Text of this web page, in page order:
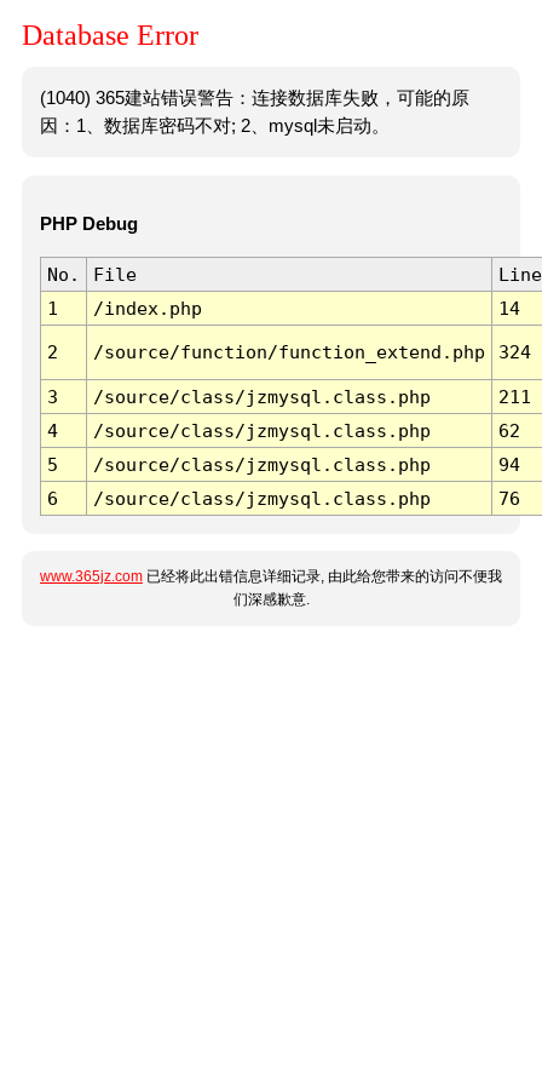
Database Error
(1040) 365建站错误警告：连接数据库失败，可能的原
因：1、数据库密码不对; 2、mysql未启动。
PHP Debug
No. File
Line
1
/index.php 14
2 /source/function/function_extend.php 324
3 /source/class/jzmysql.class.php
211
4
/source/class/jzmysql.class.php
62
5
/source/class/jzmysql.class.php
94
6
/source/class/jzmysql.class.php 76
www.365jz.com 已经将此出错信息详细记录, 由此给您带来的访问不便我
们深感歉意.